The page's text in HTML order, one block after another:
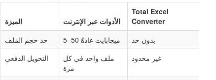
الميزة الأدوات عبر الإنترنت
Total Excel
Converter
حد حجم الملف
5–50 ميجابايت عادةً
بدون حد
التحويل الدفعي
ملف واحد في كل
مرة
غير محدود